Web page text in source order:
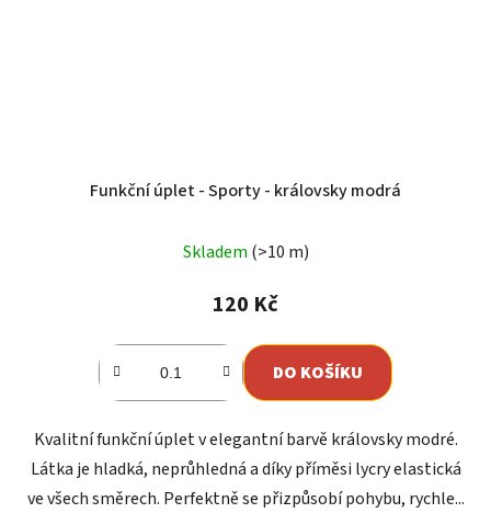
Funkční úplet - Sporty - královsky modrá
Skladem (>10 m)
120 Kč
DO KOŠÍKU
Kvalitní funkční úplet v elegantní barvě královsky modré.
Látka je hladká, neprůhledná a díky příměsi lycry elastická
ve všech směrech. Perfektně se přizpůsobí pohybu, rychle...